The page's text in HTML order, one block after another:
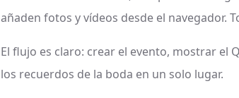
añaden fotos y vídeos desde el navegador.
El flujo es claro: crear el evento, mostrar el
los recuerdos de la boda en un solo lugar.